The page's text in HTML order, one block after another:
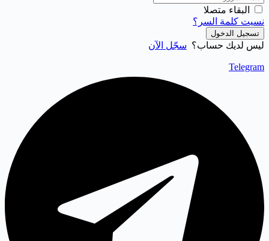
البقاء متصلا
نسيت كلمة السر؟
تسجيل الدخول
ليس لديك حساب؟ سجّل الآن
Telegram